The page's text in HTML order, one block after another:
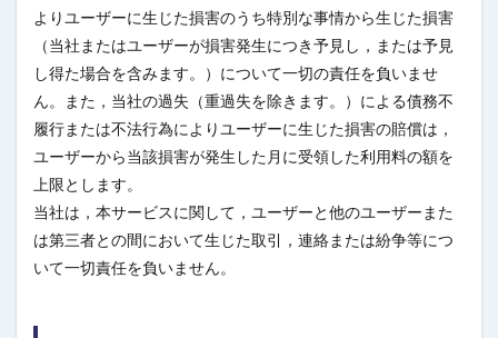
よりユーザーに生じた損害のうち特別な事情から生じた損害
（当社またはユーザーが損害発生につき予見し，または予見
し得た場合を含みます。）について一切の責任を負いませ
ん。また，当社の過失（重過失を除きます。）による債務不
履行または不法行為によりユーザーに生じた損害の賠償は，
ユーザーから当該損害が発生した月に受領した利用料の額を
上限とします。
当社は，本サービスに関して，ユーザーと他のユーザーまた
は第三者との間において生じた取引，連絡または紛争等につ
いて一切責任を負いません。